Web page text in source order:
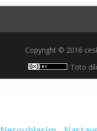
Copyright © 2016
Toto